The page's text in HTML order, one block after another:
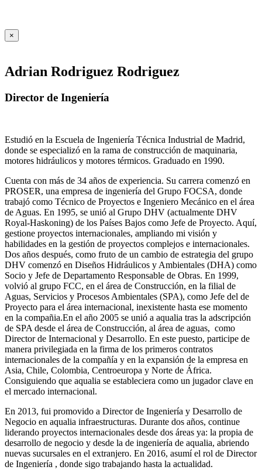
×
Adrian Rodriguez Rodriguez
Director de Ingeniería
Estudió en la Escuela de Ingeniería Técnica Industrial de Madrid,
donde se especializó en la rama de construcción de maquinaria,
motores hidráulicos y motores térmicos. Graduado en 1990.
Cuenta con más de 34 años de experiencia. Su carrera comenzó en
PROSER, una empresa de ingeniería del Grupo FOCSA, donde
trabajó como Técnico de Proyectos e Ingeniero Mecánico en el área
de Aguas. En 1995, se unió al Grupo DHV (actualmente DHV
Royal-Haskoning) de los Países Bajos como Jefe de Proyecto. Aquí,
gestione proyectos internacionales, ampliando mi visión y
habilidades en la gestión de proyectos complejos e internacionales.
Dos años después, como fruto de un cambio de estrategia del grupo
DHV comenzó en Diseños Hidráulicos y Ambientales (DHA) como
Socio y Jefe de Departamento Responsable de Obras. En 1999,
volvió al grupo FCC, en el área de Construcción, en la filial de
Aguas, Servicios y Procesos Ambientales (SPA), como Jefe del de
Proyecto para el área internacional, inexistente hasta ese momento
en la compañia.En el año 2005 se unió a aqualia tras la adscripción
de SPA desde el área de Construcción, al área de aguas, como
Director de Internacional y Desarrollo. En este puesto, participe de
manera privilegiada en la firma de los primeros contratos
internacionales de la compañía y en la expansión de la empresa en
Asia, Chile, Colombia, Centroeuropa y Norte de África.
Consiguiendo que aqualia se estableciera como un jugador clave en
el mercado internacional.
En 2013, fui promovido a Director de Ingeniería y Desarrollo de
Negocio en aqualia infraestructuras. Durante dos años, continue
liderando proyectos internacionales desde dos áreas ya: la propia de
desarrollo de negocio y desde la de ingeniería de aqualia, abriendo
nuevas sucursales en el extranjero. En 2016, asumí el rol de Director
de Ingeniería , donde sigo trabajando hasta la actualidad.